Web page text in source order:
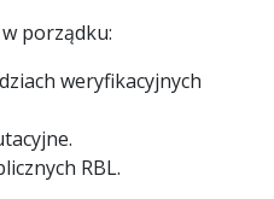
porządku:
weryfikacyjnych
RBL.